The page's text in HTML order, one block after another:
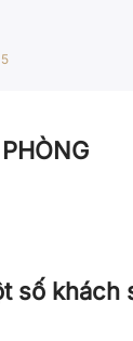
số khách